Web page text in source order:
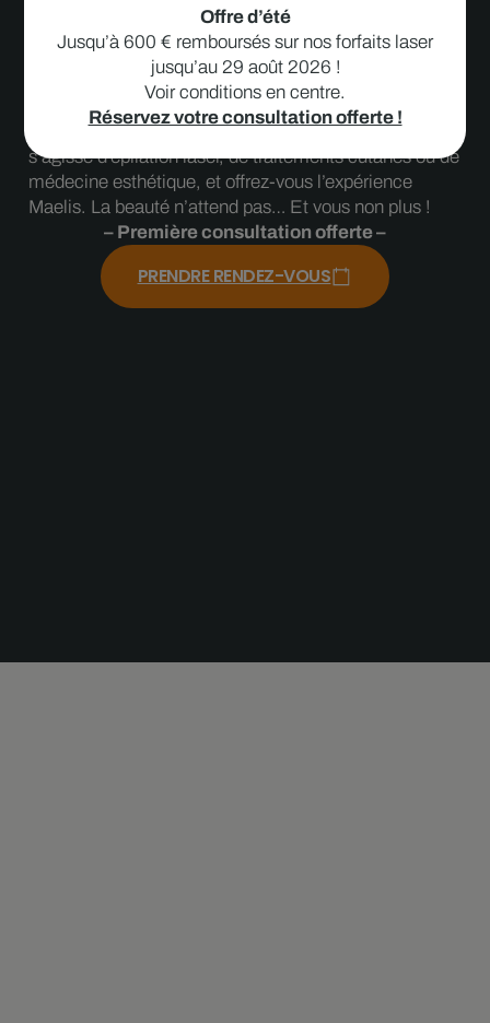
Passez à l’action !
Ne perdez plus une minute : Nous vous invitons à
découvrir nos centres et à prendre rendez-vous dès
aujourd’hui. Explorez nos soins esthétiques, qu’il
s’agisse d’épilation laser, de traitements cutanés ou de
médecine esthétique, et offrez-vous l’expérience
Maelis. La beauté n’attend pas… Et vous non plus !
– Première consultation offerte –
PRENDRE RENDEZ-VOUS
Offre d’été
Jusqu’à 600 € remboursés sur nos forfaits laser
jusqu’au 29 août 2026 !
Voir conditions en centre.
Réservez votre consultation offerte !